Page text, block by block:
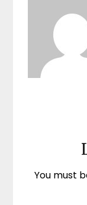
You must